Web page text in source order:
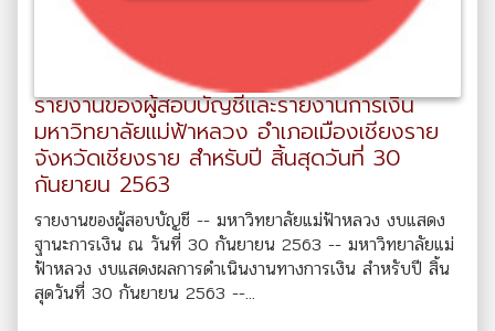
รายงานของผู้สอบบัญชีและรายงานการเงิน
มหาวิทยาลัยแม่ฟ้าหลวง อำเภอเมืองเชียงราย
จังหวัดเชียงราย สำหรับปี สิ้นสุดวันที่ 30
กันยายน 2563
รายงานของผู้สอบบัญชี -- มหาวิทยาลัยแม่ฟ้าหลวง งบแสดง
ฐานะการเงิน ณ วันที่ 30 กันยายน 2563 -- มหาวิทยาลัยแม่
ฟ้าหลวง งบแสดงผลการดำเนินงานทางการเงิน สำหรับปี สิ้น
สุดวันที่ 30 กันยายน 2563 --...